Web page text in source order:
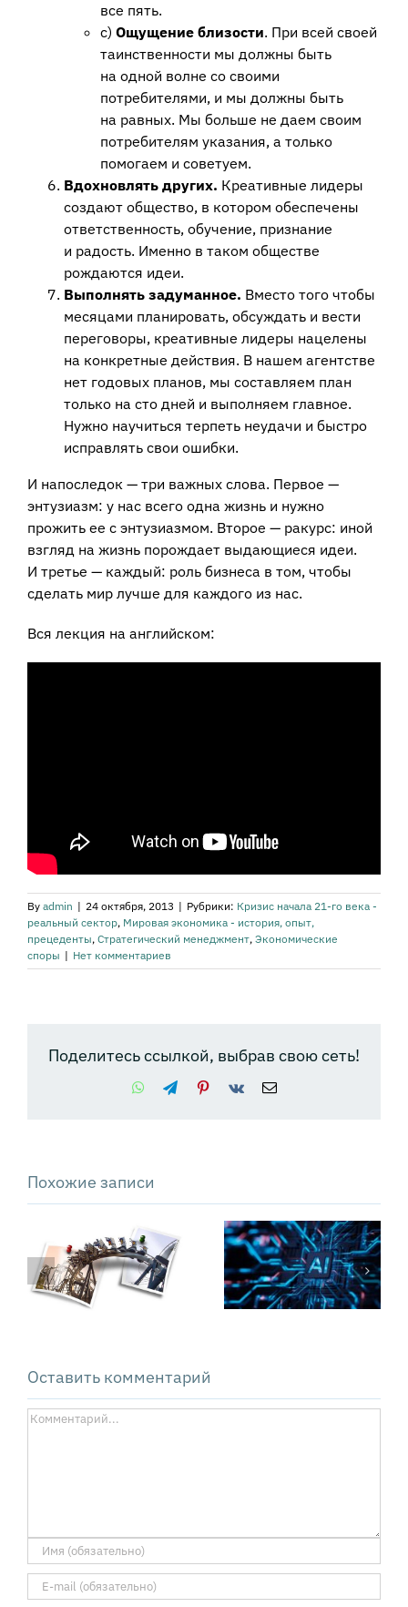
все пять.
c) Ощущение близости. При всей своей
таинственности мы должны быть
на одной волне со своими
потребителями, и мы должны быть
на равных. Мы больше не даем своим
потребителям указания, а только
помогаем и советуем.
Вдохновлять других. Креативные лидеры
создают общество, в котором обеспечены
ответственность, обучение, признание
и радость. Именно в таком обществе
рождаются идеи.
Выполнять задуманное. Вместо того чтобы
месяцами планировать, обсуждать и вести
переговоры, креативные лидеры нацелены
на конкретные действия. В нашем агентстве
нет годовых планов, мы составляем план
только на сто дней и выполняем главное.
Нужно научиться терпеть неудачи и быстро
исправлять свои ошибки.
И напоследок — три важных слова. Первое —
энтузиазм: у нас всего одна жизнь и нужно
прожить ее с энтузиазмом. Второе — ракурс: иной
взгляд на жизнь порождает выдающиеся идеи.
И третье — каждый: роль бизнеса в том, чтобы
сделать мир лучше для каждого из нас.
Вся лекция на английском:
By admin | 24 октября, 2013 | Рубрики: Кризис начала 21-го века -
реальный сектор, Мировая экономика - история, опыт,
прецеденты, Стратегический менеджмент, Экономические
споры | Нет комментариев
Поделитесь ссылкой, выбрав свою сеть!
WhatsApp
TelegramPinterest
Vk Email
Похожие записи
Почему
внедрение ИИ
не
«Свободные
деньги»
Сильвио
Оставить комментарий
Комментарий